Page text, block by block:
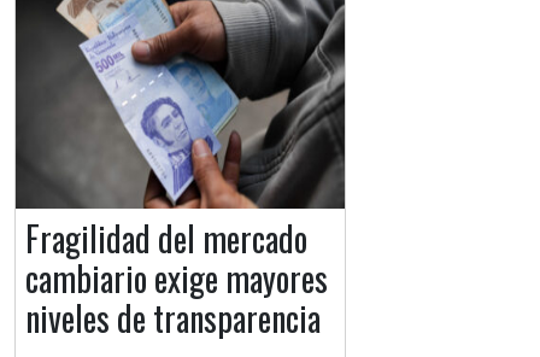
Fragilidad del mercado
cambiario exige mayores
niveles de transparencia